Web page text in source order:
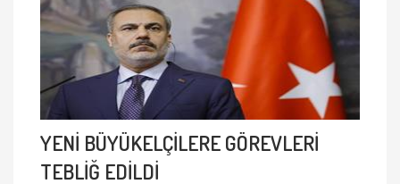
YENİ BÜYÜKELÇİLERE GÖREVLERİ
TEBLİĞ EDİLDİ